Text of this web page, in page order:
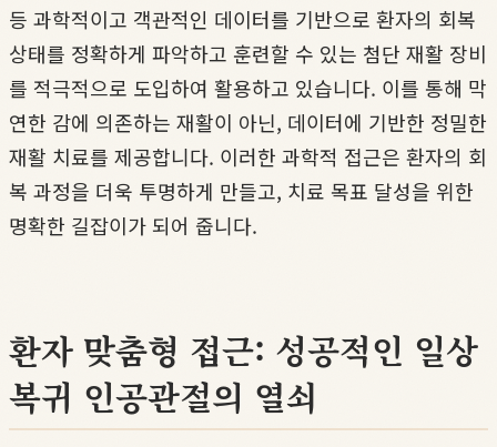
등 과학적이고 객관적인 데이터를 기반으로 환자의 회복
상태를 정확하게 파악하고 훈련할 수 있는 첨단 재활 장비
를 적극적으로 도입하여 활용하고 있습니다. 이를 통해 막
연한 감에 의존하는 재활이 아닌, 데이터에 기반한 정밀한
재활 치료를 제공합니다. 이러한 과학적 접근은 환자의 회
복 과정을 더욱 투명하게 만들고, 치료 목표 달성을 위한
명확한 길잡이가 되어 줍니다.
환자 맞춤형 접근: 성공적인 일상
복귀 인공관절의 열쇠